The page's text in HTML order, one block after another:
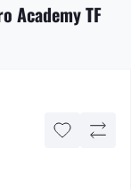
Academy TF